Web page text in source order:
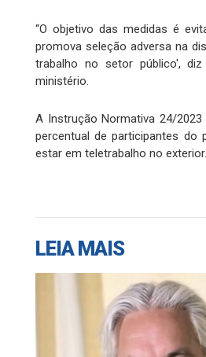
“O objetivo das medidas é
promova seleção adversa na
trabalho no setor público',
ministério.
A Instrução Normativa 24/
percentual de participantes do
estar em teletrabalho no exterior.
LEIA MAIS